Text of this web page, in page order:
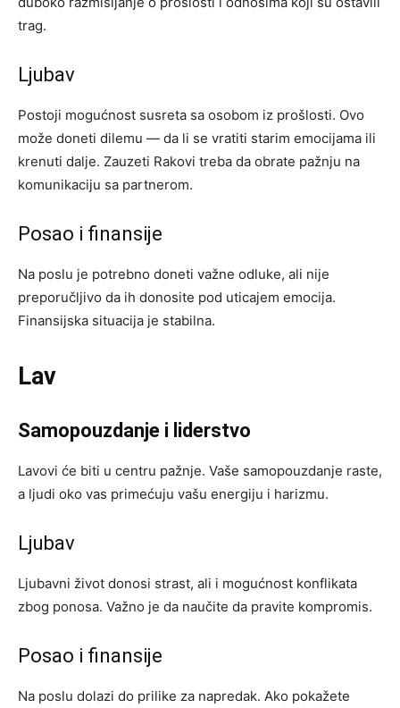
trag.
Ljubav
Postoji mogućnost susreta sa osobom iz prošlosti. Ovo
može doneti dilemu — da li se vratiti starim emocijama ili
krenuti dalje. Zauzeti Rakovi treba da obrate pažnju na
komunikaciju sa partnerom.
Posao i finansije
Na poslu je potrebno doneti važne odluke, ali nije
preporučljivo da ih donosite pod uticajem emocija.
Finansijska situacija je stabilna.
Lav
Samopouzdanje i liderstvo
Lavovi će biti u centru pažnje. Vaše samopouzdanje raste,
a ljudi oko vas primećuju vašu energiju i harizmu.
Ljubav
Ljubavni život donosi strast, ali i mogućnost konflikata
zbog ponosa. Važno je da naučite da pravite kompromis.
Posao i finansije
Na poslu dolazi do prilike za napredak. Ako pokažete